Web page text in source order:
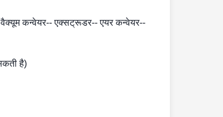
वैक्यूम कन्वेयर-- एक्सट्रूडर-- एयर कन्वेयर--
है)